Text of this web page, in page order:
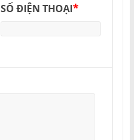
SỐ ĐIỆN THOẠI*